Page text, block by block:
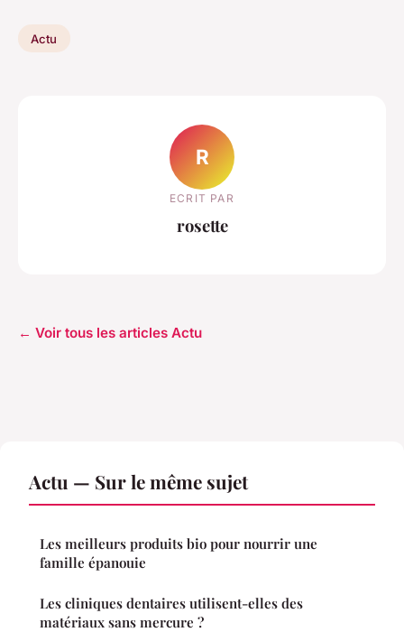
Actu
R
ECRIT PAR
rosette
← Voir tous les articles Actu
Actu — Sur le même sujet
Les meilleurs produits bio pour nourrir une
famille épanouie
Les cliniques dentaires utilisent-elles des
matériaux sans mercure ?